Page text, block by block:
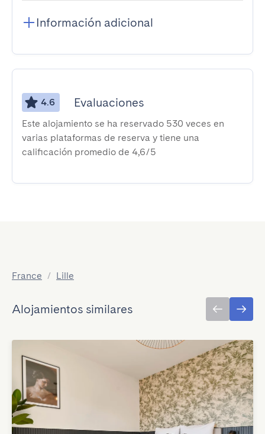
Información adicional
4.6 Evaluaciones
Este alojamiento se ha reservado 530 veces en
varias plataformas de reserva y tiene una
calificación promedio de 4,6/5
France / Lille
Alojamientos similares